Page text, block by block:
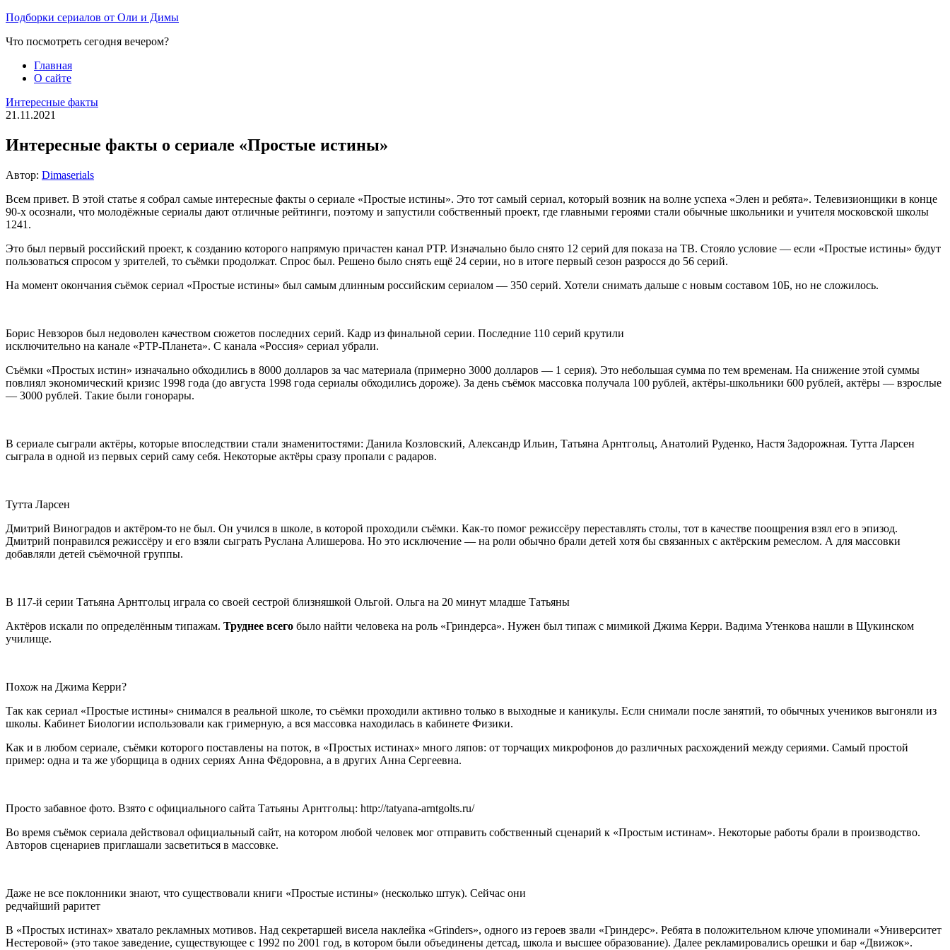
Перейти
содержимому
Подборки сериалов от Оли и Димы
Что посмотреть сегодня вечером?
Главная
О сайте
Интересные факты
21.11.2021
Интересные факты о сериале «Простые истины»
Автор: Dimaserials
Всем привет. В этой статье я собрал самые интересные факты о сериале «Простые истины». Это тот самый сериал, который возник на волне успеха «Элен и ребята». Телевизионщики в конце
90-х осознали, что молодёжные сериалы дают отличные рейтинги, поэтому и запустили собственный проект, где главными героями стали обычные школьники и учителя московской школы
1241.
Это был первый российский проект, к созданию которого напрямую причастен канал РТР. Изначально было снято 12 серий для показа на ТВ. Стояло условие — если «Простые истины» будут
пользоваться спросом у зрителей, то съёмки продолжат. Спрос был. Решено было снять ещё 24 серии, но в итоге первый сезон разросся до 56 серий.
На момент окончания съёмок сериал «Простые истины» был самым длинным российским сериалом — 350 серий. Хотели снимать дальше с новым составом 10Б, но не сложилось.
Борис Невзоров был недоволен качеством сюжетов последних серий. Кадр из финальной серии. Последние 110 серий крутили
исключительно на канале «РТР-Планета». С канала «Россия» сериал убрали.
Съёмки «Простых истин» изначально обходились в 8000 долларов за час материала (примерно 3000 долларов — 1 серия). Это небольшая сумма по тем временам. На снижение этой суммы
повлиял экономический кризис 1998 года (до августа 1998 года сериалы обходились дороже). За день съёмок массовка получала 100 рублей, актёры-школьники 600 рублей, актёры — взрослые
— 3000 рублей. Такие были гонорары.
В сериале сыграли актёры, которые впоследствии стали знаменитостями: Данила Козловский, Александр Ильин, Татьяна Арнтгольц, Анатолий Руденко, Настя Задорожная. Тутта Ларсен
сыграла в одной из первых серий саму себя. Некоторые актёры сразу пропали с радаров.
Тутта Ларсен
Дмитрий Виноградов и актёром-то не был. Он учился в школе, в которой проходили съёмки. Как-то помог режиссёру переставлять столы, тот в качестве поощрения взял его в эпизод.
Дмитрий понравился режиссёру и его взяли сыграть Руслана Алишерова. Но это исключение — на роли обычно брали детей хотя бы связанных с актёрским ремеслом. А для массовки
добавляли детей съёмочной группы.
В 117-й серии Татьяна Арнтгольц играла со своей сестрой близняшкой Ольгой. Ольга на 20 минут младше Татьяны
Актёров искали по определённым типажам. Труднее всего было найти человека на роль «Гриндерса». Нужен был типаж с мимикой Джима Керри. Вадима Утенкова нашли в Щукинском
училище.
Похож на Джима Керри?
Так как сериал «Простые истины» снимался в реальной школе, то съёмки проходили активно только в выходные и каникулы. Если снимали после занятий, то обычных учеников выгоняли из
школы. Кабинет Биологии использовали как гримерную, а вся массовка находилась в кабинете Физики.
Как и в любом сериале, съёмки которого поставлены на поток, в «Простых истинах» много ляпов: от торчащих микрофонов до различных расхождений между сериями. Самый простой
пример: одна и та же уборщица в одних сериях Анна Фёдоровна, а в других Анна Сергеевна.
Просто забавное фото. Взято с официального сайта Татьяны Арнтгольц: http://tatyana-arntgolts.ru/
Во время съёмок сериала действовал официальный сайт, на котором любой человек мог отправить собственный сценарий к «Простым истинам». Некоторые работы брали в производство.
Авторов сценариев приглашали засветиться в массовке.
Даже не все поклонники знают, что существовали книги «Простые истины» (несколько штук). Сейчас они
редчайший раритет
В «Простых истинах» хватало рекламных мотивов. Над секретаршей висела наклейка «Grinders», одного из героев звали «Гриндерс». Ребята в положительном ключе упоминали «Университет
Нестеровой» (это такое заведение, существующее с 1992 по 2001 год, в котором были объединены детсад, школа и высшее образование). Далее рекламировались орешки и бар «Движок».